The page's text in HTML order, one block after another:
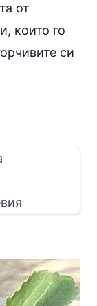
от
които го
си